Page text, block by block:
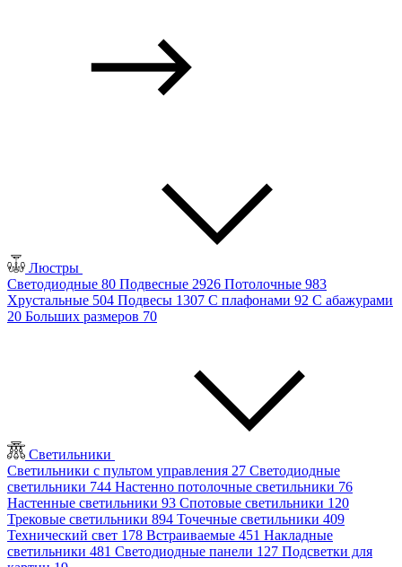
Люстры
Светодиодные 80 Подвесные 2926 Потолочные 983
Хрустальные 504 Подвесы 1307 С плафонами 92 С абажурами
20 Больших размеров 70
Светильники
Светильники с пультом управления 27 Светодиодные
светильники 744 Настенно потолочные светильники 76
Настенные светильники 93 Спотовые светильники 120
Трековые светильники 894 Точечные светильники 409
Технический свет 178 Встраиваемые 451 Накладные
светильники 481 Светодиодные панели 127 Подсветки для